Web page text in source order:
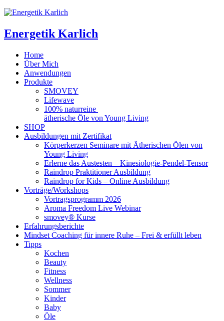
Energetik Karlich
Home
Über Mich
Anwendungen
Produkte
SMOVEY
Lifewave
100% naturreine
ätherische Öle von Young Living
SHOP
Ausbildungen mit Zertifikat
Körperkerzen Seminare mit Ätherischen Ölen von
Young Living
Erlerne das Austesten – Kinesiologie-Pendel-Tensor
Raindrop Praktitioner Ausbildung
Raindrop for Kids – Online Ausbildung
Vorträge/Workshops
Vortragsprogramm 2026
Aroma Freedom Live Webinar
smovey® Kurse
Erfahrungsberichte
Mindset Coaching für innere Ruhe – Frei & erfüllt leben
Tipps
Kochen
Beauty
Fitness
Wellness
Sommer
Kinder
Baby
Öle